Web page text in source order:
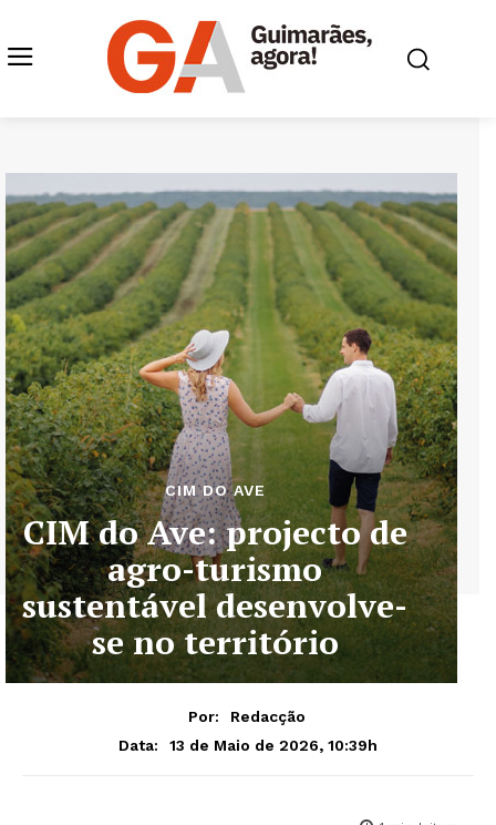
CIM DO AVE
CIM do Ave: projecto de
agro-turismo
sustentável desenvolve-
se no território
Por:
Redacção
Data:
13 de Maio de 2026, 10:39h